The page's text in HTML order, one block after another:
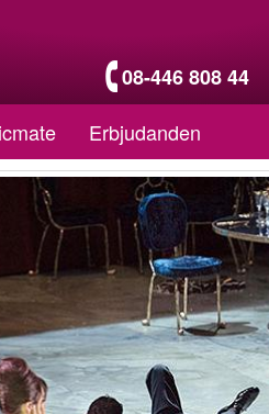
08-446 808 44
Erbjudanden